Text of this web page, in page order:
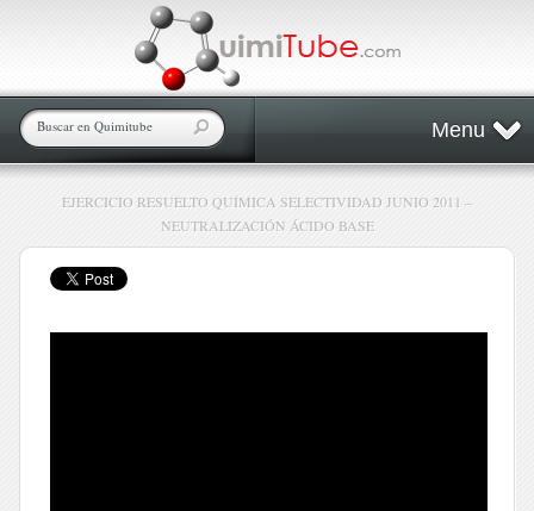
Menu
EJERCICIO RESUELTO QUÍMICA SELECTIVIDAD JUNIO 2011 –
NEUTRALIZACIÓN ÁCIDO BASE